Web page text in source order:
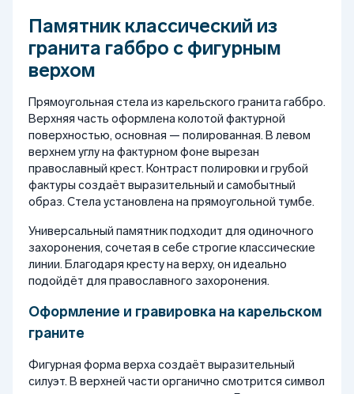
Памятник классический из
гранита габбро с фигурным
верхом
Прямоугольная стела из карельского гранита габбро.
Верхняя часть оформлена колотой фактурной
поверхностью, основная — полированная. В левом
верхнем углу на фактурном фоне вырезан
православный крест. Контраст полировки и грубой
фактуры создаёт выразительный и самобытный
образ. Стела установлена на прямоугольной тумбе.
Универсальный памятник подходит для одиночного
захоронения, сочетая в себе строгие классические
линии. Благодаря кресту на верху, он идеально
подойдёт для православного захоронения.
Оформление и гравировка на карельском
граните
Фигурная форма верха создаёт выразительный
силуэт. В верхней части органично смотрится символ